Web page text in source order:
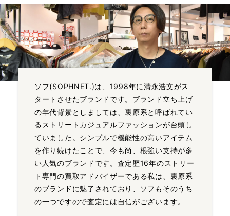
ソフ(SOPHNET.)は、1998年に清永浩文がス
タートさせたブランドです。ブランド立ち上げ
の年代背景としましては、裏原系と呼ばれてい
るストリートカジュアルファッションが台頭し
ていました。シンプルで機能性の高いアイテム
を作り続けたことで、今も尚、根強い支持が多
い人気のブランドです。査定歴16年のストリー
ト専門の買取アドバイザーである私は、裏原系
のブランドに魅了されており、ソフもそのうち
の一つですので査定には自信がございます。